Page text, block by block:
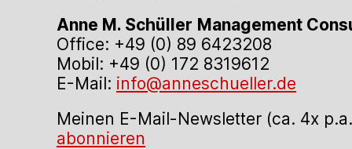
Anne M. Schüller Management
Office: +49 (0) 89 6423208
Mobil: +49 (0) 172 8319612
E-Mail: info@anneschueller.de
Meinen E-Mail-Newsletter (ca. 4x
abonnieren